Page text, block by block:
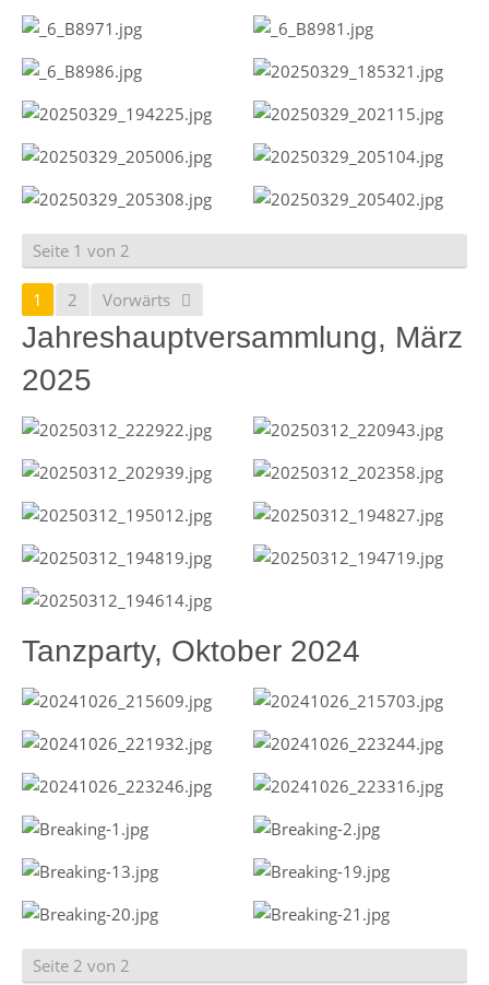
Seite 1 von 2
1 2 Vorwärts
Jahreshauptversammlung, März
2025
Tanzparty, Oktober 2024
Seite 2 von 2